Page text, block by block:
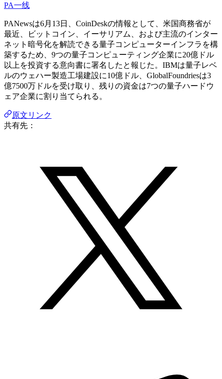
PA一线
PANewsは6月13日、CoinDeskの情報として、米国商務省が
最近、ビットコイン、イーサリアム、および主流のインター
ネット暗号化を解読できる量子コンピューターインフラを構
築するため、9つの量子コンピューティング企業に20億ドル
以上を投資する意向書に署名したと報じた。IBMは量子レベ
ルのウェハー製造工場建設に10億ドル、GlobalFoundriesは3
億7500万ドルを受け取り、残りの資金は7つの量子ハードウ
ェア企業に割り当てられる。
原文リンク
共有先：